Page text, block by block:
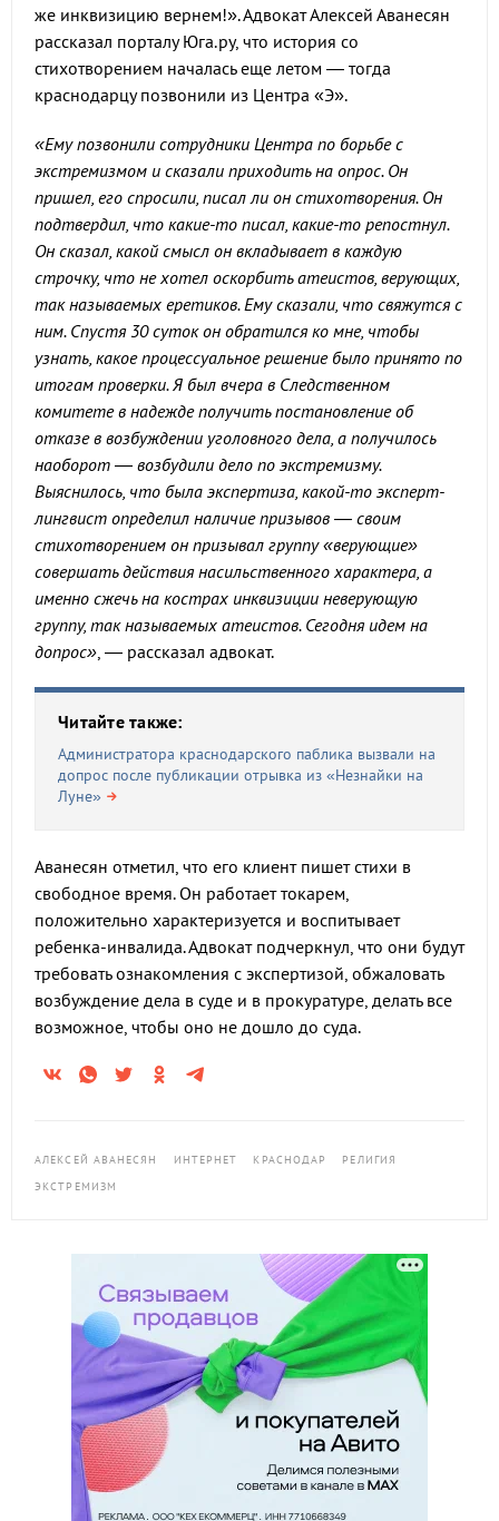
же инквизицию вернем!». Адвокат Алексей Аванесян
рассказал порталу Юга.ру, что история со
стихотворением началась еще летом — тогда
краснодарцу позвонили из Центра «Э».
«Ему позвонили сотрудники Центра по борьбе с
экстремизмом и сказали приходить на опрос. Он
пришел, его спросили, писал ли он стихотворения. Он
подтвердил, что какие-то писал, какие-то репостнул.
Он сказал, какой смысл он вкладывает в каждую
строчку, что не хотел оскорбить атеистов, верующих,
так называемых еретиков. Ему сказали, что свяжутся с
ним. Спустя 30 суток он обратился ко мне, чтобы
узнать, какое процессуальное решение было принято по
итогам проверки. Я был вчера в Следственном
комитете в надежде получить постановление об
отказе в возбуждении уголовного дела, а получилось
наоборот — возбудили дело по экстремизму.
Выяснилось, что была экспертиза, какой-то эксперт-
лингвист определил наличие призывов — своим
стихотворением он призывал группу «верующие»
совершать действия насильственного характера, а
именно сжечь на кострах инквизиции неверующую
группу, так называемых атеистов. Сегодня идем на
допрос», — рассказал адвокат.
Читайте также:
Администратора краснодарского паблика вызвали на
допрос после публикации отрывка из «Незнайки на
Луне»
Аванесян отметил, что его клиент пишет стихи в
свободное время. Он работает токарем,
положительно характеризуется и воспитывает
ребенка-инвалида. Адвокат подчеркнул, что они будут
требовать ознакомления с экспертизой, обжаловать
возбуждение дела в суде и в прокуратуре, делать все
возможное, чтобы оно не дошло до суда.
АЛЕКСЕЙ АВАНЕСЯН ИНТЕРНЕТ КРАСНОДАР
РЕЛИГИЯ
ЭКСТРЕМИЗМ